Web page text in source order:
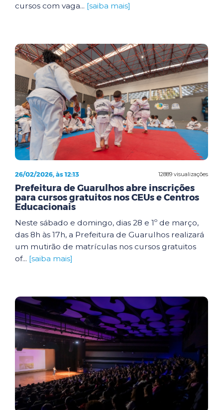
cursos com vaga... [saiba mais]
12889 visualizações
26/02/2026, às 12:13
Prefeitura de Guarulhos abre inscrições
para cursos gratuitos nos CEUs e Centros
Educacionais
Neste sábado e domingo, dias 28 e 1º de março,
das 8h às 17h, a Prefeitura de Guarulhos realizará
um mutirão de matrículas nos cursos gratuitos
of... [saiba mais]